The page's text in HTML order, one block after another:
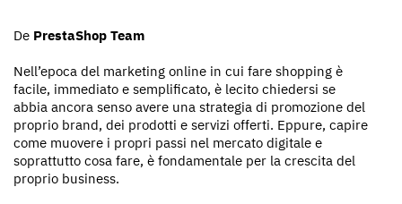
De PrestaShop Team
Nell’epoca del marketing online in cui fare shopping è
facile, immediato e semplificato, è lecito chiedersi se
abbia ancora senso avere una strategia di promozione del
proprio brand, dei prodotti e servizi offerti. Eppure, capire
come muovere i propri passi nel mercato digitale e
soprattutto cosa fare, è fondamentale per la crescita del
proprio business.